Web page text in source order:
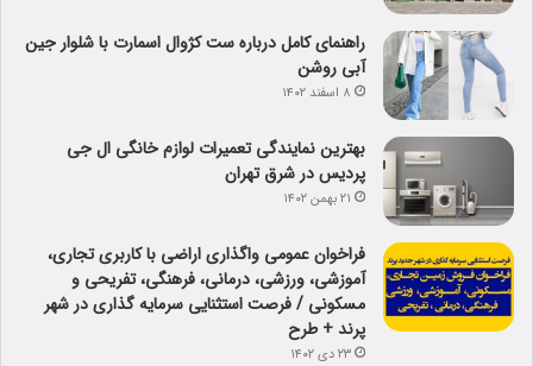
راهنمای کامل درباره ست کژوال اسمارت با شلوار جین
آبی روشن
۸ اسفند ۱۴۰۲
بهترین نمایندگی تعمیرات لوازم خانگی ال جی
پردیس در شرق تهران
۲۱ بهمن ۱۴۰۲
فراخوان عمومی واگذاری اراضی با کاربری تجاری،
آموزشی، ورزشی، درمانی، فرهنگی، تفریحی و
مسکونی / فرصت استثنایی سرمایه گذاری در شهر
پرند + طرح
۲۳ دی ۱۴۰۲